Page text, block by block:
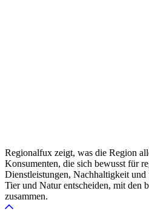
Regionalfux zeigt, was die Region
Konsumenten, die sich bewusst für
Dienstleistungen, Nachhaltigkeit
Tier und Natur entscheiden, mit den
zusammen.